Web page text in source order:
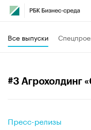
Все выпуски
#3 Агрохолдинг
Пресс-релизы